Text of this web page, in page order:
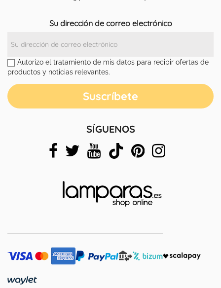
Su dirección de correo electrónico
Autorizo el tratamiento de mis datos para recibir ofertas de
productos y noticias relevantes.
SÍGUENOS